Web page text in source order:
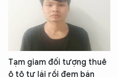
Tạm giam đối tượng thuê
ô tô tự lái rồi đem bán